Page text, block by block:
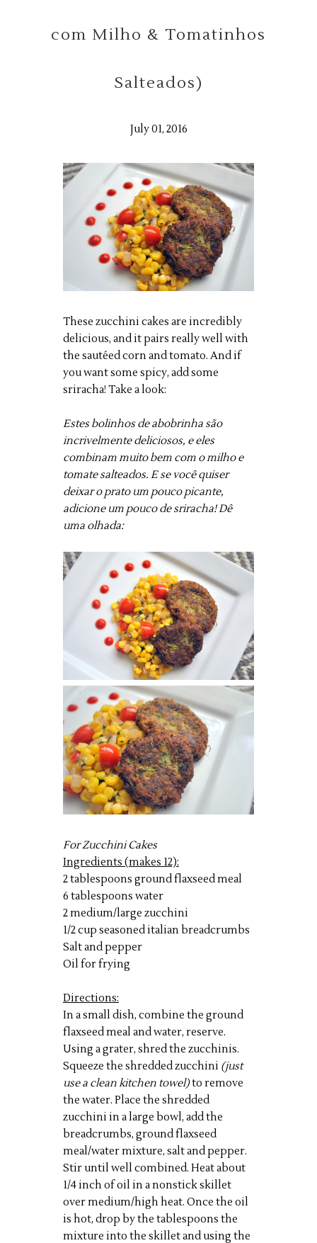
com Milho & Tomatinhos
Salteados)
July 01, 2016
These zucchini cakes are incredibly
delicious, and it pairs really well with
the sautéed corn and tomato. And if
you want some spicy, add some
sriracha! Take a look:
Estes bolinhos de abobrinha são
incrivelmente deliciosos, e eles
combinam muito bem com o milho e
tomate salteados. E se você quiser
deixar o prato um pouco picante,
adicione um pouco de sriracha! Dê
uma olhada:
For Zucchini Cakes
Ingredients (makes 12):
2 tablespoons ground flaxseed meal
6 tablespoons water
2 medium/large zucchini
1/2 cup seasoned italian breadcrumbs
Salt and pepper
Oil for frying
Directions:
In a small dish, combine the ground
flaxseed meal and water, reserve.
Using a grater, shred the zucchinis.
Squeeze the shredded zucchini (just
use a clean kitchen towel)to remove
the water. Place the shredded
zucchini in a large bowl, add the
breadcrumbs, ground flaxseed
meal/water mixture, salt and pepper.
Stir until well combined. Heat about
1/4 inch of oil in a nonstick skillet
over medium/high heat. Once the oil
is hot, drop by the tablespoons the
mixture into the skillet and using the